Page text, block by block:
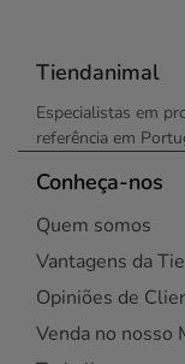
Tiendanimal
Especialistas em
referência em
Conheça-nos
Quem somos
Vantagens da
Opiniões de
Venda no nosso